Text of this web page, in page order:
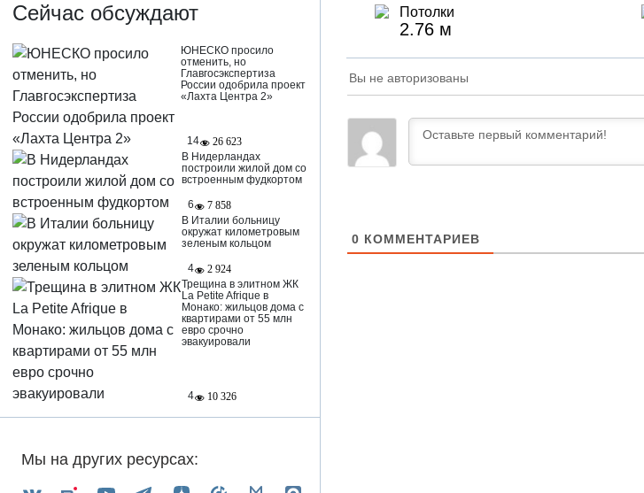
Сейчас обсуждают
ЮНЕСКО просило
отменить, но
Главгосэкспертиза
России одобрила проект
«Лахта Центра 2»
14
26 623
В Нидерландах
построили жилой дом со
встроенным фудкортом
6
7 858
В Италии больницу
окружат километровым
зеленым кольцом
4
2 924
Трещина в элитном ЖК
La Petite Afrique в
Монако: жильцов дома с
квартирами от 55 млн
евро срочно
эвакуировали
4 10 326
Мы на других ресурсах:
Потолки
2.76 м
Вы не авторизованы
0 КОММЕНТАРИЕВ